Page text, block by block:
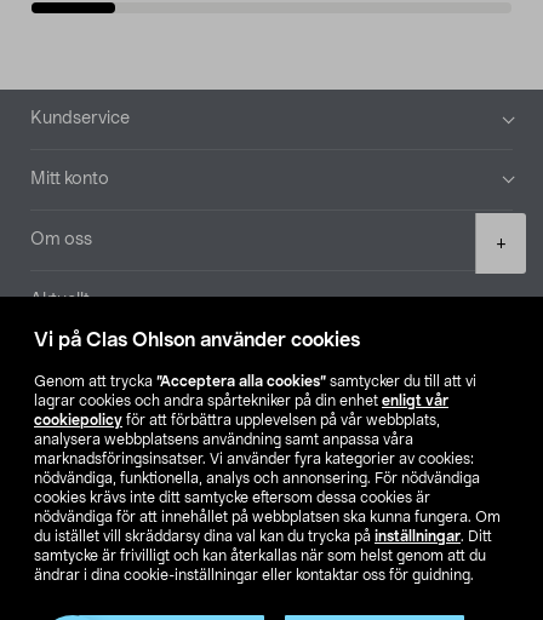
Vi på Clas Ohlson använder cookies
Genom att trycka ”Acceptera alla cookies” samtycker du till att vi
lagrar cookies och andra spårtekniker på din enhet enligt vår
cookiepolicy för att förbättra upplevelsen på vår webbplats,
analysera webbplatsens användning samt anpassa våra
marknadsföringsinsatser. Vi använder fyra kategorier av cookies:
nödvändiga, funktionella, analys och annonsering. För nödvändiga
cookies krävs inte ditt samtycke eftersom dessa cookies är
nödvändiga för att innehållet på webbplatsen ska kunna fungera. Om
du istället vill skräddarsy dina val kan du trycka på inställningar. Ditt
samtycke är frivilligt och kan återkallas när som helst genom att du
ändrar i dina cookie-inställningar eller kontaktar oss för guidning.
+
Sidfot
Kundservice
Mitt konto
Om oss
Aktuellt
Hitta butik
SE NO FI